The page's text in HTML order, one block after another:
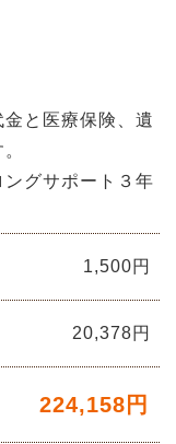
と医療保険、遺
グサポート３年
1,500円
20,378円
224,158 円